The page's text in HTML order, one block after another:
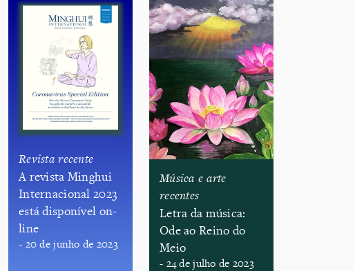
Revista recente
A revista Minghui
Internacional 2023
está disponível on-
line
- 20 de junho de 2023
Música e arte
recentes
​Letra da música:
Ode ao Reino do
Meio
- 24 de julho de 2023